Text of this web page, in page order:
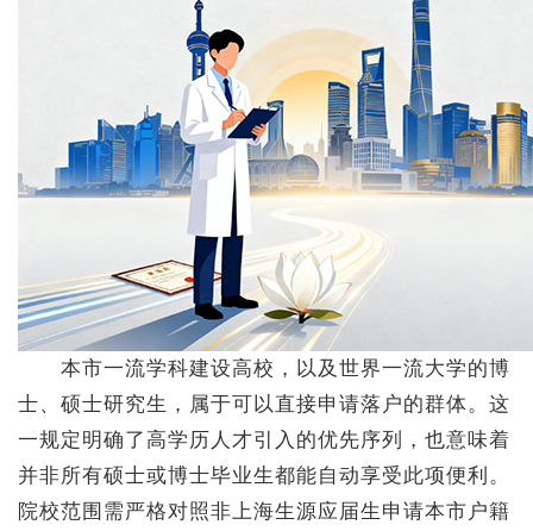
本市一流学科建设高校，以及世界一流大学的博
士、硕士研究生，属于可以直接申请落户的群体。这
一规定明确了高学历人才引入的优先序列，也意味着
并非所有硕士或博士毕业生都能自动享受此项便利。
院校范围需严格对照非上海生源应届生申请本市户籍